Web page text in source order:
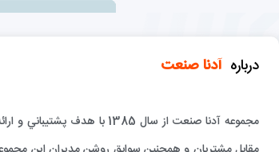
درباره آدنا صنعت
مجموعه آدنا صنعت از سال